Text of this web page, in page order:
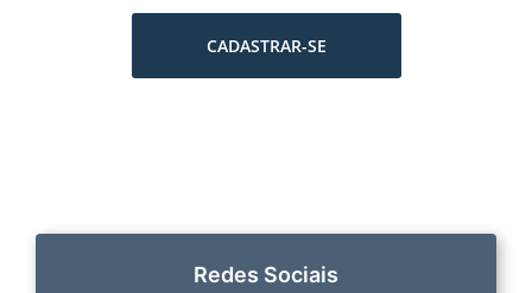
CADASTRAR-SE
Redes Sociais